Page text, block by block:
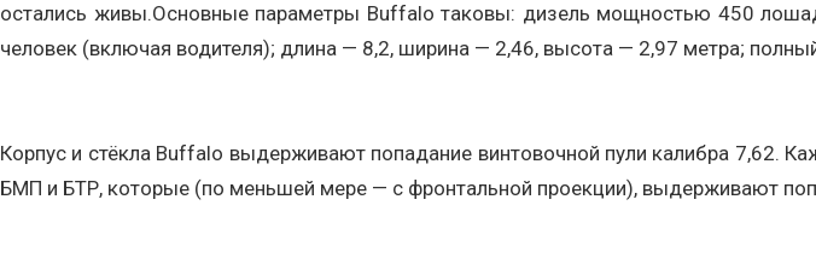
остались живы.Основные параметры Buffalo таковы: дизель мощностью 450
человек (включая водителя); длина — 8,2, ширина — 2,46, высота — 2,97 метра;
Корпус и стёкла Buffalo выдерживают попадание винтовочной пули калибра 7,62.
БМП и БТР, которые (по меньшей мере — с фронтальной проекции), выдерживают